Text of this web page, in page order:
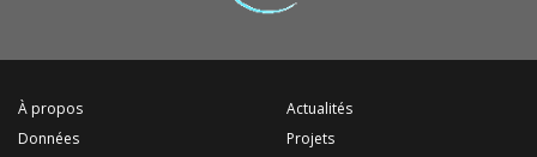
À propos
Données
Actualités
Projets